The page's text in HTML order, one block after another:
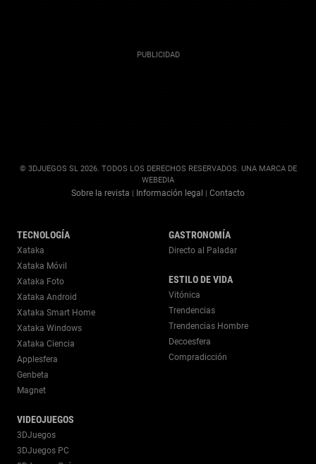
© 3DJUEGOS SL 2026. TODOS LOS DERECHOS RESERVADOS. UNA MARCA DE
WEBEDIA
Sobre la revista Información legal Contacto
TECNOLOGÍA
Xataka
Xataka Móvil
Xataka Foto
Xataka Android
Xataka Smart Home
Xataka Windows
Xataka Ciencia
Applesfera
Genbeta
Magnet
VIDEOJUEGOS
3DJuegos
3DJuegos PC
GASTRONOMÍA
Directo al Paladar
ESTILO DE VIDA
Vitónica
Trendencias
Trendencias Hombre
Decoesfera
Compradicción